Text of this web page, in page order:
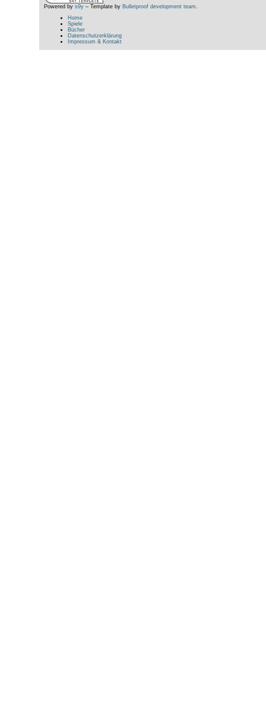
Powered by s9y– Template by Bulletproof development team.
Home
Spiele
Bücher
Datenschutzerklärung
Impressum & Kontakt